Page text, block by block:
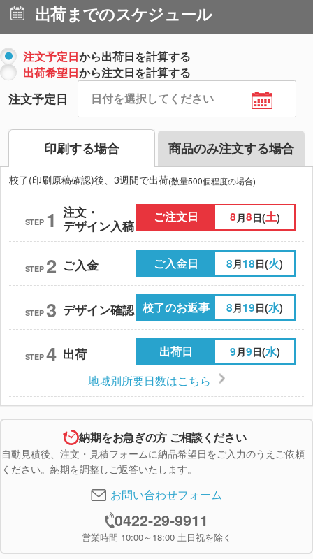
出荷までのスケジュール
注文予定日から出荷日を計算する
出荷希望日から注文日を計算する
注文予定日
印刷する場合 商品のみ注文する場合
校了(印刷原稿確認)後、3週間で出荷(数量500個程度の場合)
STEP 1 注文・
デザイン入稿
ご注文日 8 月8日(土)
STEP 2 ご入金 ご入金日 8月18日(火)
STEP 3 デザイン確認 校了のお返事 8月19日(水)
STEP 4 出荷 出荷日 9月9日(水)
地域別所要日数はこちら
納期をお急ぎの方 ご相談ください
自動見積後、注文・見積フォームに納品希望日をご入力のうえご依頼
ください。納期を調整しご返答いたします。
お問い合わせフォーム
0422-29-9911
営業時間 10:00～18:00 土日祝を除く